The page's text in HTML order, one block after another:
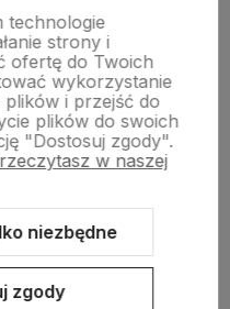
technologie
strony i
ofertę do Twoich
wykorzystanie
i przejść do
plików do swoich
"Dostosuj zgody".
w naszej
niezbędne
zgody